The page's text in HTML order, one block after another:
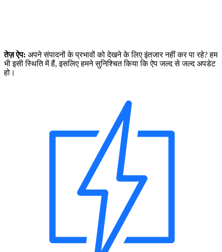
तेज़ ऐप: अपने संपादनों के प्रभावों को देखने के लिए इंतजार नहीं कर पा रहे? हम
भी इसी स्थिति में हैं, इसलिए हमने सुनिश्चित किया कि ऐप जल्द से जल्द अपडेट
हो।